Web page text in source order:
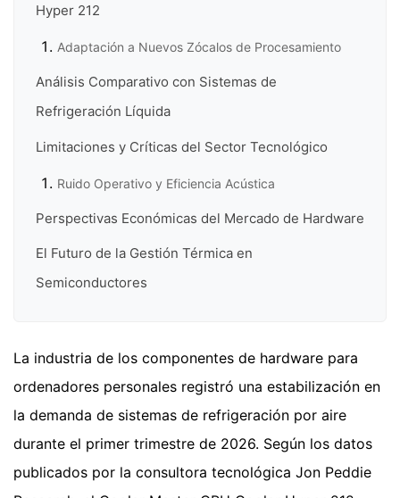
Hyper 212
Adaptación a Nuevos Zócalos de Procesamiento
Análisis Comparativo con Sistemas de
Refrigeración Líquida
Limitaciones y Críticas del Sector Tecnológico
Ruido Operativo y Eficiencia Acústica
Perspectivas Económicas del Mercado de Hardware
El Futuro de la Gestión Térmica en
Semiconductores
La industria de los componentes de hardware para
ordenadores personales registró una estabilización en
la demanda de sistemas de refrigeración por aire
durante el primer trimestre de 2026. Según los datos
publicados por la consultora tecnológica Jon Peddie